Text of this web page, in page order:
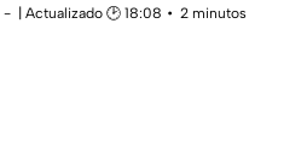
| Actualizado 🕑 18:08
2 minutos